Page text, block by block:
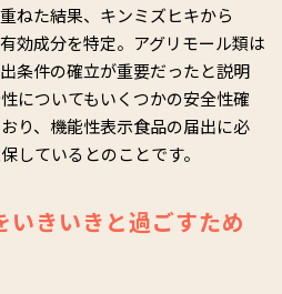
ねた結果、キンミズヒキから
効成分を特定。アグリモール類は
条件の確立が重要だったと説明
についてもいくつかの安全性確
り、機能性表示食品の届出に必
しているとのことです。
きいきと過ごすため